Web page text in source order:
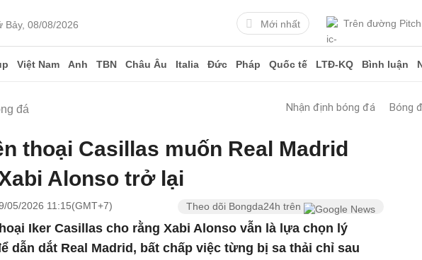
Bảy, 08/08/2026 Mới nhất Trên đường Pitch
Việt Nam Anh TBN Châu Âu Italia Đức Pháp Quốc tế LTĐ-KQ Bình luận
đá Nhận định bóng đá Bóng
thoại Casillas muốn Real Madrid
Alonso trở lại
05/2026 11:15(GMT+7) Theo dõi Bongda24h trên
Iker Casillas cho rằng Xabi Alonso vẫn là lựa chọn lý
dẫn dắt Real Madrid, bất chấp việc từng bị sa thải chỉ sau